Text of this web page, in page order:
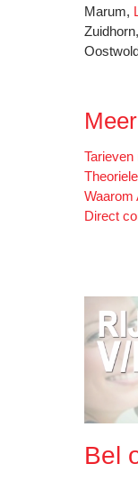
Marum,
Tarieven
Waarom
Direct
Bel